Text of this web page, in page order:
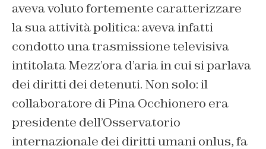
aveva voluto fortemente caratterizzare
la sua attività politica: aveva infatti
condotto una trasmissione televisiva
intitolataMezz’ora d’ariain cui si parlava
dei diritti dei detenuti. Non solo: il
collaboratore di Pina Occhionero era
presidente dell’Osservatorio
internazionale dei diritti umani onlus, fa